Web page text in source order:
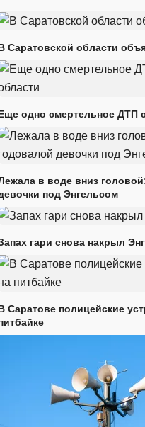
Саратовской области
одно смертельное ДТП
в воде вниз
под Энгельсом
гари снова накрыл
Саратове полицейские